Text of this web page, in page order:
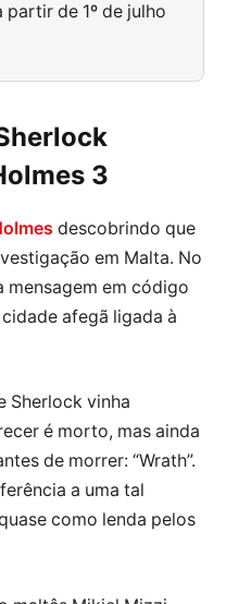
partir de 1º de julho
3
descobrindo que
em Malta. No
mensagem em código
cidade afegã ligada à
Sherlock vinha
é morto, mas ainda
de morrer: “Wrath”.
a uma tal
como lenda pelos